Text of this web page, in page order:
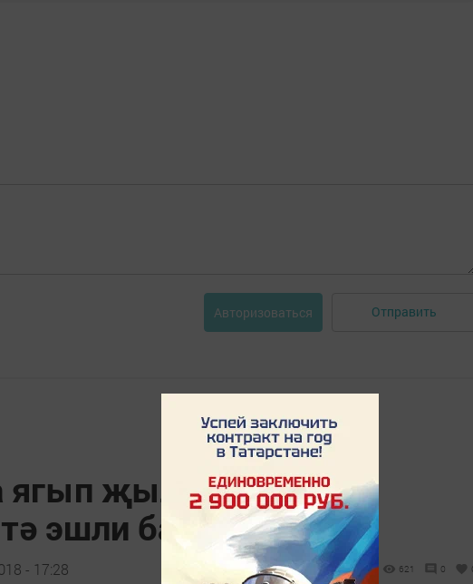
Авторизоваться Отправить
ягып җылыту буенча
эшли башлады
- 17:28 621 0